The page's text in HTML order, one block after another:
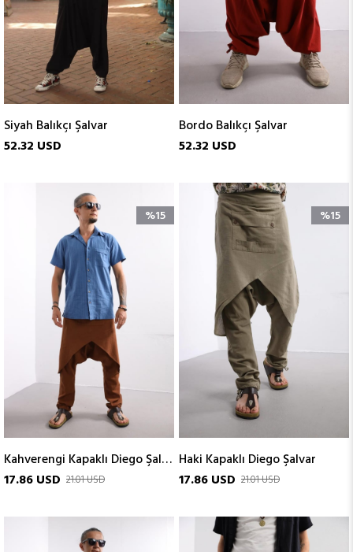
Siyah Balıkçı Şalvar
52.32 USD
Bordo Balıkçı Şalvar
52.32 USD
Kahverengi Kapaklı Diego Şalvar
17.86 USD 21.01 USD
%15
Haki Kapaklı Diego Şalvar
17.86 USD 21.01 USD
%15